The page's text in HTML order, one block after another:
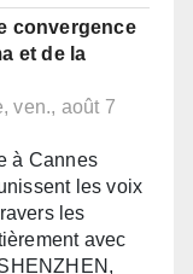
convergence
et de la
ven., août 7
à Cannes
les voix
les
avec